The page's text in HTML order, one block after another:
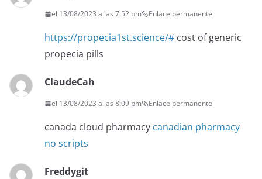
el 13/08/2023 a las 7:52 pm Enlace permanente
https://propecia1st.science/# cost of generic
propecia pills
ClaudeCah
el 13/08/2023 a las 8:09 pm Enlace permanente
canada cloud pharmacy canadian pharmacy
no scripts
Freddygit